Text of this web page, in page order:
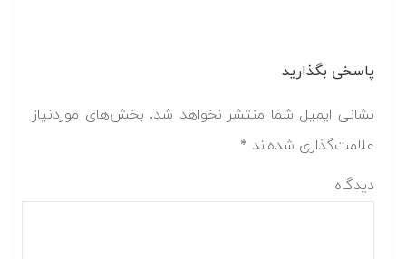
پاسخی بگذارید
نشانی ایمیل شما منتشر نخواهد شد. بخش‌های موردنیاز
علامت‌گذاری شده‌اند *
دیدگاه